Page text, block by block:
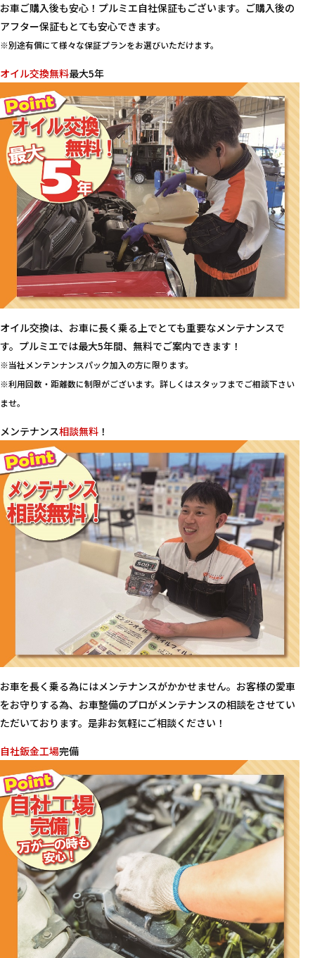
お車ご購入後も安心！プルミエ自社保証もございます。ご購入後の
アフター保証もとても安心できます。
※別途有償にて様々な保証プランをお選びいただけます。
オイル交換無料最大5年
オイル交換は、お車に長く乗る上でとても重要なメンテナンスで
す。プルミエでは最大5年間、無料でご案内できます！
※当社メンテンナンスパック加入の方に限ります。
※利用回数・距離数に制限がございます。詳しくはスタッフまでご相談下さい
ませ。
メンテナンス相談無料 ！
お車を長く乗る為にはメンテナンスがかかせません。お客様の愛車
をお守りする為、お車整備のプロがメンテナンスの相談をさせてい
ただいております。是非お気軽にご相談ください！
自社鈑金工場完備